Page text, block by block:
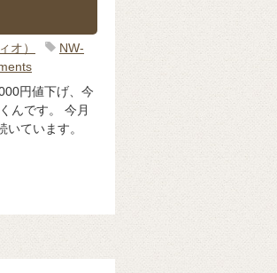
オ）
NW-
円値下げ、今
んです。 今月
ています。